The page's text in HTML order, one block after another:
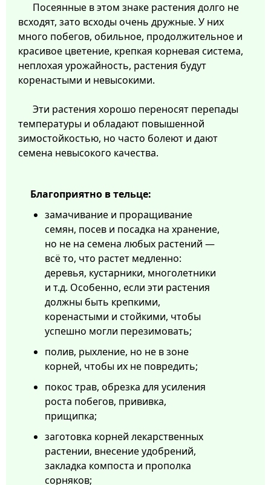
Посеянные в этом знаке растения долго не
всходят, зато всходы очень дружные. У них
много побегов, обильное, продолжительное и
красивое цветение, крепкая корневая система,
неплохая урожайность, растения будут
коренастыми и невысокими.
Эти растения хорошо переносят перепады
температуры и обладают повышенной
зимостойкостью, но часто болеют и дают
семена невысокого качества.
Благоприятно в тельце:
замачивание и проращивание
семян, посев и посадка на хранение,
но не на семена любых растений —
всё то, что растет медленно:
деревья, кустарники, многолетники
и т.д. Особенно, если эти растения
должны быть крепкими,
коренастыми и стойкими, чтобы
успешно могли перезимовать;
полив, рыхление, но не в зоне
корней, чтобы их не повредить;
покос трав, обрезка для усиления
роста побегов, прививка,
прищипка;
заготовка корней лекарственных
растении, внесение удобрений,
закладка компоста и прополка
сорняков;